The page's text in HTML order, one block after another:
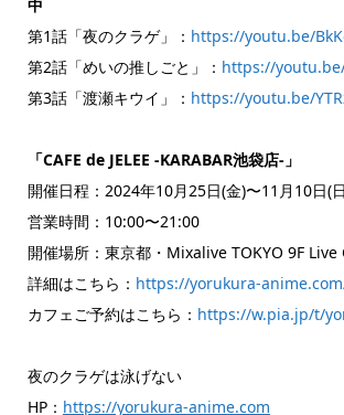
中
第1話「夜のクラゲ」： https://youtu.be/
第2話「めいの推しごと」： https://
第3話「渡瀬キウイ」： https://youtu.be/
「CAFE de JELEE -KARABAR池袋店-」
開催日程：2024年10月25日(金)〜11月10日(
営業時間：10:00〜21:00
開催場所：東京都・Mixalive TOKYO 9F Live
詳細はこちら： https://yorukura-
カフェご予約はこちら： https://w.pia.jp/t/
夜のクラゲは泳げない
HP： https://yorukura-anime.com